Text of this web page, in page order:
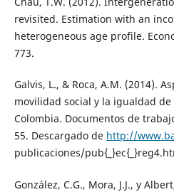
revisited. Estimation with an
heterogeneous age profile.
773.
Galvis, L., & Roca, A.M. (2014).
movilidad social y la igualdad
Colombia. Documentos de
55. Descargado de http://
publicaciones/
González, C.G., Mora, J.J., y